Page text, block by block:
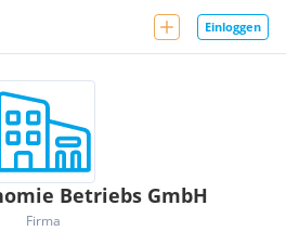
Einloggen
Betriebs GmbH
Firma